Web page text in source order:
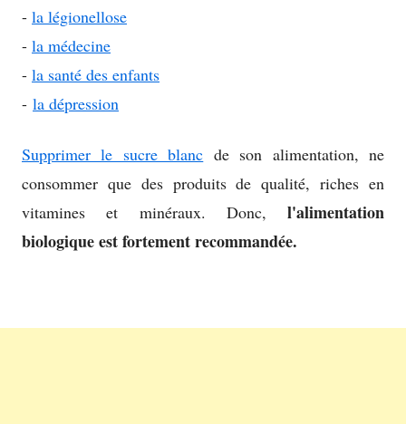
- la légionellose
- la médecine
- la santé des enfants
- la dépression
Supprimer le sucre blanc de son alimentation, ne
consommer que des produits de qualité, riches en
vitamines et minéraux. Donc, l'alimentation
biologique est fortement recommandée.